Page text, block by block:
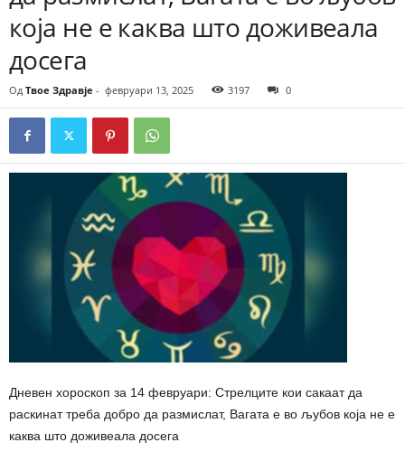
која не е каква што доживеала
досега
Од Твое Здравје - февруари 13, 2025 3197 0
Дневен хороскоп за 14 февруари: Стрелците кои сакаат да
раскинат треба добро да размислат, Вагата е во љубов која не е
каква што доживеала досега